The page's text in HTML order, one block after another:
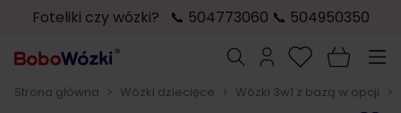
Foteliki czy wózki? 📞 504773060 📞 504950350
Szukaj
Strona główna > Wózki dziecięce > Wózki 3w1 z bazą w opcji >